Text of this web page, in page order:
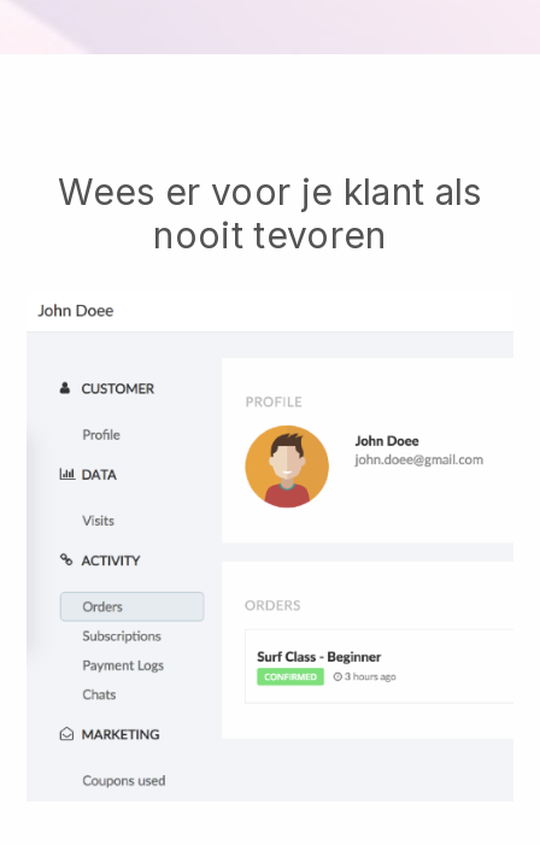
Wees er voor je klant als
nooit tevoren